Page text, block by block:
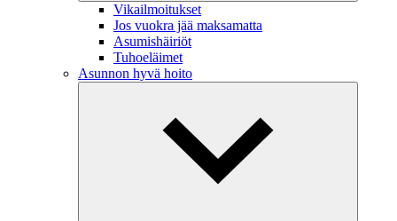
Vikailmoitukset
Jos vuokra jää maksamatta
Asumishäiriöt
Tuhoeläimet
Asunnon hyvä hoito